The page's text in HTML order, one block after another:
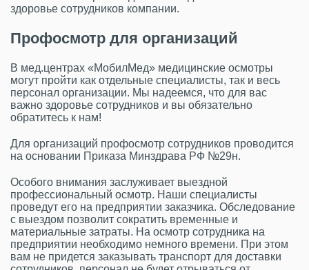
здоровье сотрудников компании.
Профосмотр для организаций
В мед.центрах «МобилМед» медицинские осмотры
могут пройти как отдельные специалисты, так и весь
персонал организации. Мы надеемся, что для вас
важно здоровье сотрудников и вы обязательно
обратитесь к нам!
Для организаций профосмотр сотрудников проводится
на основании Приказа Минздрава РФ №29н.
Особого внимания заслуживает выездной
профессиональный осмотр. Наши специалисты
проведут его на предприятии заказчика. Обследование
с выездом позволит сократить временные и
материальные затраты. На осмотр сотрудника на
предприятии необходимо немного времени. При этом
вам не придется заказывать транспорт для доставки